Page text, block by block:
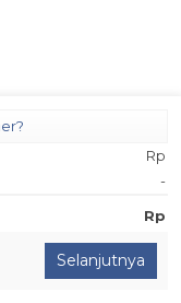
Rp
-
Rp